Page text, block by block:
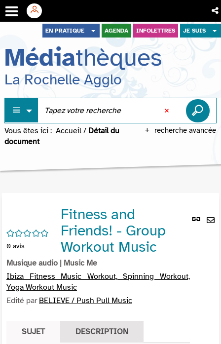
menu
contenu
recherche
EN PRATIQUE AGENDA INFOLETTRES JE SUIS
Médiathèques
La Rochelle Agglo
recherche avancée
Vous êtes ici : Accueil / Détail du
document
Lien
/5
0 avis
Fitness and
Friends! - Group
Workout Music
Musique audio | Music Me
Ibiza Fitness Music Workout, Spinning Workout,
Yoga Workout Music
Edité par BELIEVE / Push Pull Music
SUJET DESCRIPTION